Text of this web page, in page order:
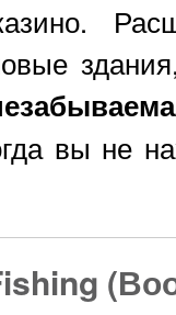
вы не